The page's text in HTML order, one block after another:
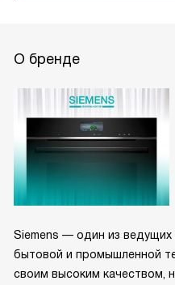
О бренде
Siemens — один из
бытовой и промышленной
своим высоким качеством,